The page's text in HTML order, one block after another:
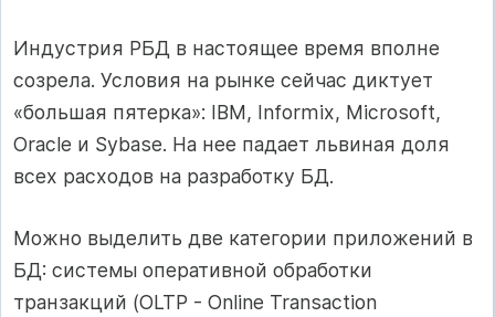
Индустрия РБД в настоящее время вполне
созрела. Условия на рынке сейчас диктует
«большая пятерка»: IBM, Informix, Microsoft,
Oracle и Sybase. На нее падает львиная доля
всех расходов на разработку БД.
Можно выделить две категории приложений в
БД: системы оперативной обработки
транзакций (OLTP - Online Transaction